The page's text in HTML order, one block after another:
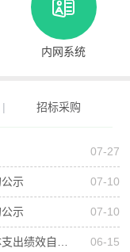
内网系统
| 招标采购
07-27
示 07-10
示 07-10
效自评报告 06-15